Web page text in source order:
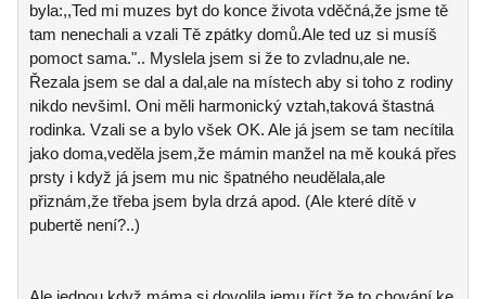
byla:,,Ted mi muzes byt do konce života vděčná,že jsme tě
tam nenechali a vzali Tě zpátky domů.Ale ted uz si musíš
pomoct sama.".. Myslela jsem si že to zvladnu,ale ne.
Řezala jsem se dal a dal,ale na místech aby si toho z rodiny
nikdo nevšiml. Oni měli harmonický vztah,taková štastná
rodinka. Vzali se a bylo všek OK. Ale já jsem se tam necítila
jako doma,veděla jsem,že mámin manžel na mě kouká přes
prsty i když já jsem mu nic špatného neudělala,ale
přiznám,že třeba jsem byla drzá apod. (Ale které dítě v
pubertě není?..)